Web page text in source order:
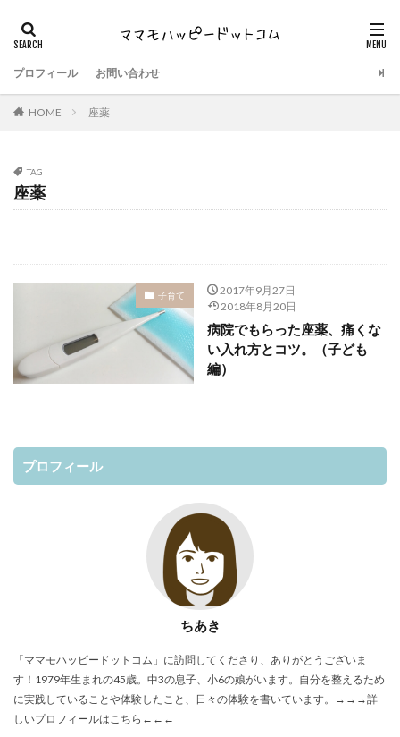
プロフィール お問い合わせ
HOME 座薬
TAG
座薬
子育て
2017年9月27日
2018年8月20日
病院でもらった座薬、痛くな
い入れ方とコツ。（子ども
編）
プロフィール
ちあき
「ママモハッピードットコム」に訪問してくださり、ありがとうございま
す！1979年生まれの45歳。中3の息子、小6の娘がいます。自分を整えるため
に実践していることや体験したこと、日々の体験を書いています。
→→→詳
しいプロフィールはこちら←←←